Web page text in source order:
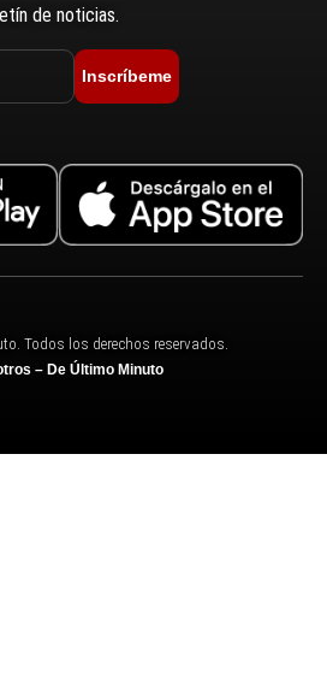
de noticias.
Inscríbeme
Todos los derechos reservados.
– De Último Minuto